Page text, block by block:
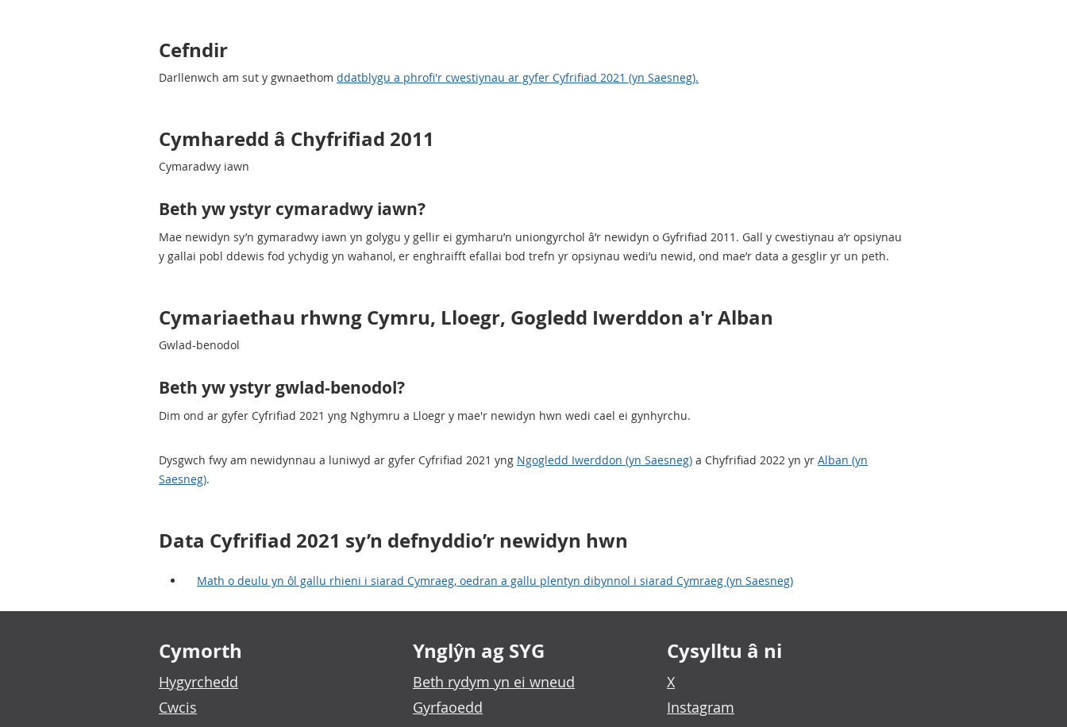
Cefndir
Darllenwch am sut y gwnaethom ddatblygu a phrofi'r cwestiynau ar gyfer Cyfrifiad 2021 (yn Saesneg).
Cymharedd â Chyfrifiad 2011
Cymaradwy iawn
Beth yw ystyr cymaradwy iawn?
Mae newidyn sy’n gymaradwy iawn yn golygu y gellir ei gymharu’n uniongyrchol â’r newidyn o Gyfrifiad 2011. Gall y cwestiynau a’r opsiynau
y gallai pobl ddewis fod ychydig yn wahanol, er enghraifft efallai bod trefn yr opsiynau wedi’u newid, ond mae’r data a gesglir yr un peth.
Cymariaethau rhwng Cymru, Lloegr, Gogledd Iwerddon a'r Alban
Gwlad-benodol
Beth yw ystyr gwlad-benodol?
Dim ond ar gyfer Cyfrifiad 2021 yng Nghymru a Lloegr y mae'r newidyn hwn wedi cael ei gynhyrchu.
Dysgwch fwy am newidynnau a luniwyd ar gyfer Cyfrifiad 2021 yng Ngogledd Iwerddon (yn Saesneg) a Chyfrifiad 2022 yn yr Alban (yn
Saesneg).
Data Cyfrifiad 2021 sy’n defnyddio’r newidyn hwn
Math o deulu yn ôl gallu rhieni i siarad Cymraeg, oedran a gallu plentyn dibynnol i siarad Cymraeg (yn Saesneg)
Footer links
Cymorth
Hygyrchedd
Cwcis
Ynglŷn ag SYG
Beth rydym yn ei wneud
Gyrfaoedd
Cysylltu â ni
X
Instagram